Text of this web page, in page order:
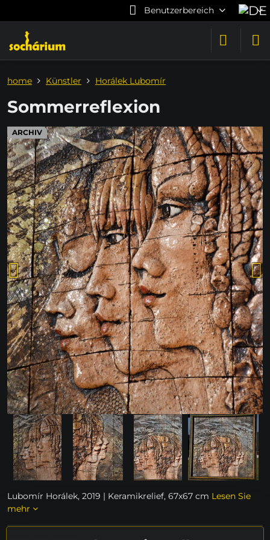
Benutzerbereich
ARCHIV
home Künstler Horálek Lubomír
Sommerreflexion
Lubomír Horálek, 2019 | Keramikrelief, 67x67 cm Lesen Sie
mehr